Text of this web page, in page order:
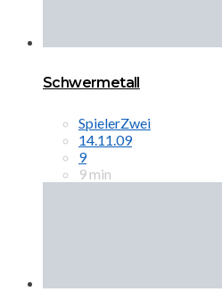
Schwermetall
SpielerZwei
14.11.09
9
9 min